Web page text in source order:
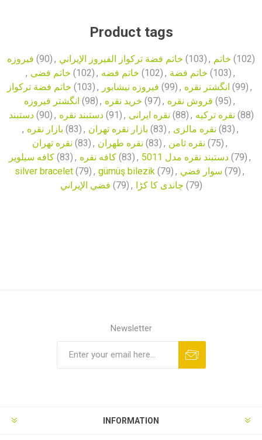
Product tags
فیروزه (90) , خاتم فضة تركواز الفيروز الإيراني (103) , خاتم (102)
, خاتم فضی (102) , خاتم فضه (102) , خاتم فضة (103) ,
خاتم فضة تركواز (103) , فیروزه نیشابور (99) , انگشتر نقره (99) ,
انگشتر فیروزه (98) , خرید نقره (97) , قروش نقره (95) ,
دستبند (90) , دستبند نقره (91) , نقره ایرانی (88) , نقره ترکیه (88)
, بازار نقره (83) , بازار نقره تهران (83) , نقره مالزی (83) ,
نقره تهران (83) , نقره طهران (83) , نقره ثامن (75) ,
کافه سیلویر (83) , کافه نقره (83) , دستبند نقره مدل 5011 (79) ,
silver bracelet (79) , gümüş bilezik (79) , سوار فضي (79) ,
فضي الإيراني (79) , چاندی کا کڑا (79)
Newsletter
INFORMATION